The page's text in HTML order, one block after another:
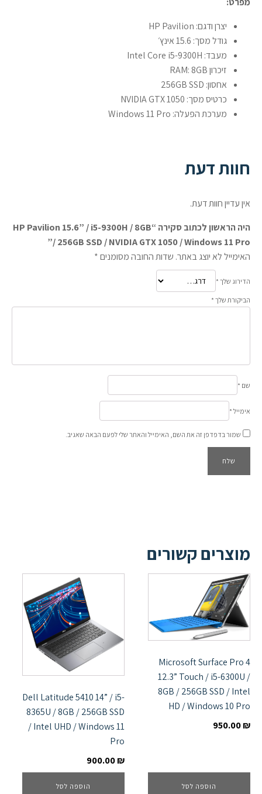
יצרן ודגם: HP Pavilion
גודל מסך: 15.6 אינץ׳
מעבד: Intel Core i5-9300H
זיכרון RAM: 8GB
אחסון: 256GB SSD
כרטיס מסך: NVIDIA GTX 1050
מערכת הפעלה: Windows 11 Pro
חוות דעת
אין עדיין חוות דעת.
היה הראשון לכתוב סקירה “HP Pavilion 15.6” / i5-9300H / 8GB
/ 256GB SSD / NVIDIA GTX 1050 / Windows 11 Pro”
האימייל לא יוצג באתר. שדות החובה מסומנים*
הדירוג שלך *
הביקורת שלך *
שם *
אימייל *
שמור בדפדפן זה את השם, האימייל והאתר שלי לפעם הבאה שאגיב.
מוצרים קשורים
Microsoft Surface Pro 4
12.3” Touch / i5-6300U /
8GB / 256GB SSD / Intel
HD / Windows 10 Pro
950.00₪
הוספה לסל
Dell Latitude 5410 14” / i5-
8365U / 8GB / 256GB SSD
/ Intel UHD / Windows 11
Pro
900.00₪
הוספה לסל